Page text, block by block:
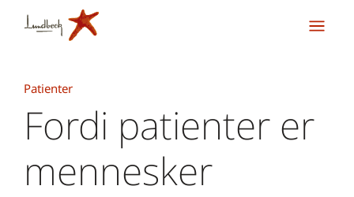
Patienter
Fordi patienter er
mennesker